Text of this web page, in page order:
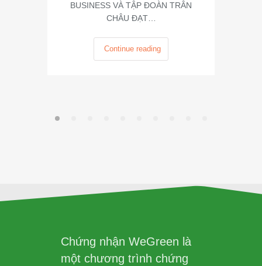
BUSINESS VÀ TẬP ĐOÀN TRÂN
CHÂU ĐẠT…
Continue reading
Chứng nhận WeGreen là
một chương trình chứng